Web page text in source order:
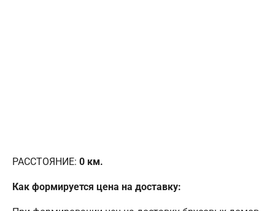
РАССТОЯНИЕ: 0 км.
Как формируется цена на доставку: